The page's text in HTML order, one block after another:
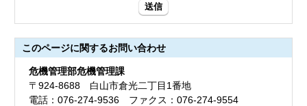
送信
このページに関するお問い合わせ
危機管理部危機管理課
〒924-8688 白山市倉光二丁目1番地
電話：076-274-9536 ファクス：076-274-9554